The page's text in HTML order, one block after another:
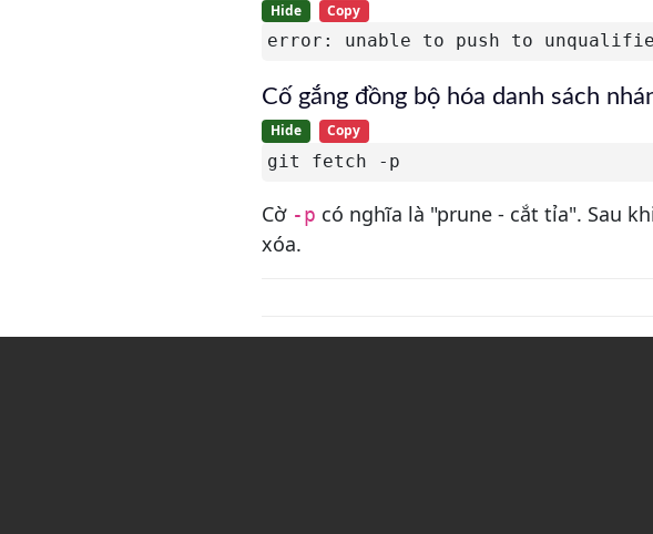
Hide Copy
error: unable to push to
Cố gắng đồng bộ hóa danh sách
Hide Copy
git fetch -p
Cờ -p có nghĩa là "prune - cắt tỉa". Sau
xóa.